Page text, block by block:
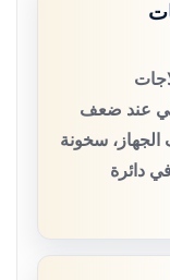
عند ضعف
الجهاز، سخونة
دائرة